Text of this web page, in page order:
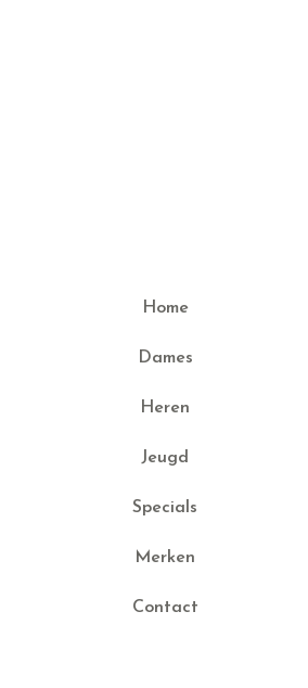
Home
Dames
Heren
Jeugd
Specials
Merken
Contact